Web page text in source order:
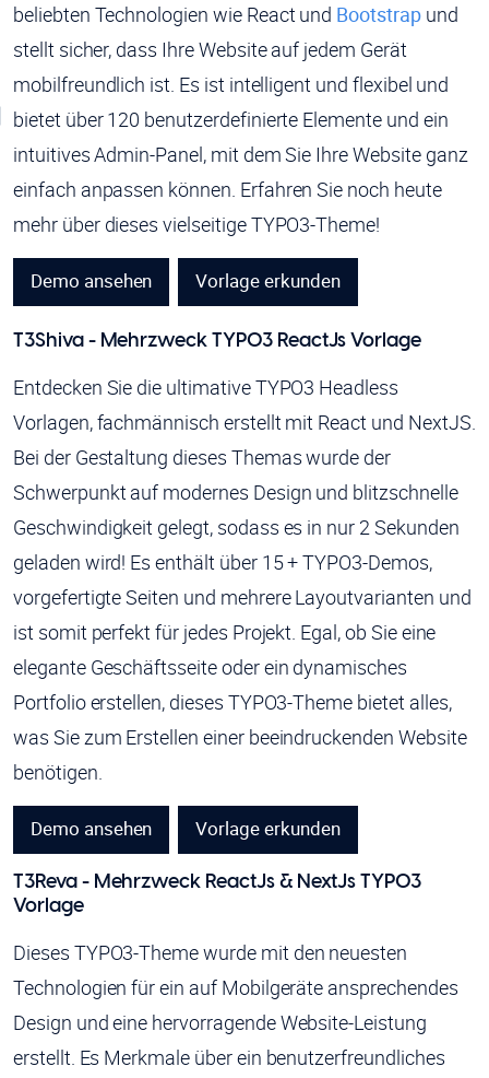
beliebten Technologien wie React und Bootstrapund
stellt sicher, dass Ihre Website auf jedem Gerät
mobilfreundlich ist. Es ist intelligent und flexibel und
bietet über 120 benutzerdefinierte Elemente und ein
intuitives Admin-Panel, mit dem Sie Ihre Website ganz
einfach anpassen können. Erfahren Sie noch heute
mehr über dieses vielseitige TYPO3-Theme!
Demo ansehen Vorlage erkunden
T3Shiva - Mehrzweck TYPO3 ReactJs Vorlage
Entdecken Sie die ultimative TYPO3 Headless
Vorlagen, fachmännisch erstellt mit React und NextJS.
Bei der Gestaltung dieses Themas wurde der
Schwerpunkt auf modernes Design und blitzschnelle
Geschwindigkeit gelegt, sodass es in nur 2 Sekunden
geladen wird! Es enthält über 15 + TYPO3-Demos,
vorgefertigte Seiten und mehrere Layoutvarianten und
ist somit perfekt für jedes Projekt. Egal, ob Sie eine
elegante Geschäftsseite oder ein dynamisches
Portfolio erstellen, dieses TYPO3-Theme bietet alles,
was Sie zum Erstellen einer beeindruckenden Website
benötigen.
Demo ansehen Vorlage erkunden
T3Reva - Mehrzweck ReactJs & NextJs TYPO3
Vorlage
Dieses TYPO3-Theme wurde mit den neuesten
Technologien für ein auf Mobilgeräte ansprechendes
Design und eine hervorragende Website-Leistung
erstellt. Es Merkmale über ein benutzerfreundliches